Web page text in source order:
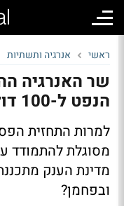
ראשי אנרגיה ותשתיות
שר האנרגיה
הנפט ל-100 דולר לחבית: "כאוס"
למרות התחזית
מסוגלת להתמודד
מדינת הענק
ובפחמן?